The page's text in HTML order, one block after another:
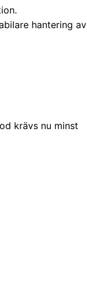
hantering av
krävs nu minst